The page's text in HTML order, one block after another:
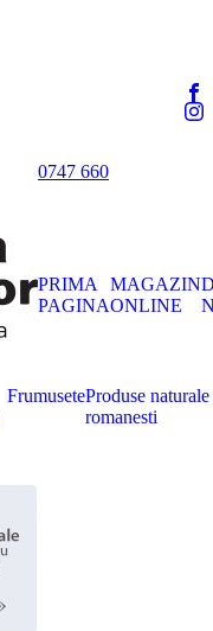
0747 660
PRIMA
PAGINA
MAGAZIN
ONLINE
FrumuseteProduse naturale
romanesti